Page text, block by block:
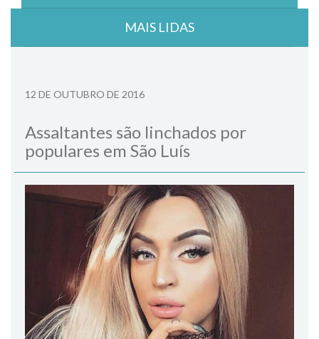
MAIS LIDAS
12 DE OUTUBRO DE 2016
Assaltantes são linchados por
populares em São Luís